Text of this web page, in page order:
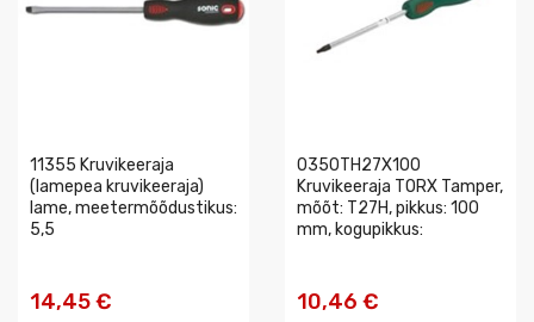
11355 Kruvikeeraja
(lamepea kruvikeeraja)
lame, meetermõõdustikus:
5,5
14,45 €
0350TH27X100
Kruvikeeraja TORX Tamper,
mõõt: T27H, pikkus: 100
mm, kogupikkus:
10,46 €